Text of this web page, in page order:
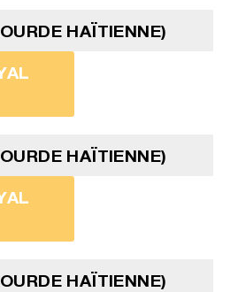
HAÏTIENNE)
HAÏTIENNE)
HAÏTIENNE)